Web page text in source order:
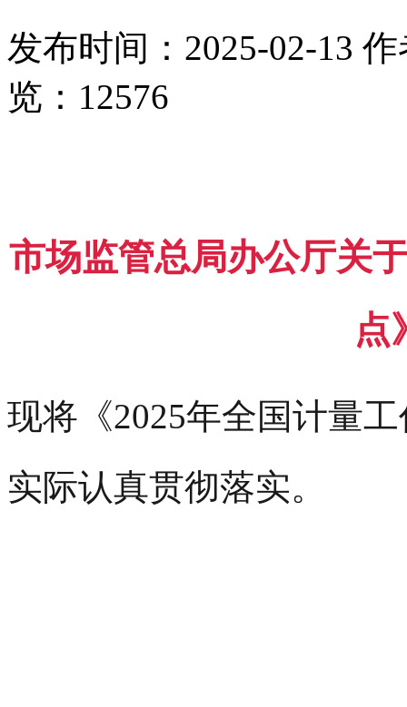
发布时间：2025-02-13 作
览：12576
市场监管总局办公厅关
点
现将《2025年全国计量
实际认真贯彻落实。